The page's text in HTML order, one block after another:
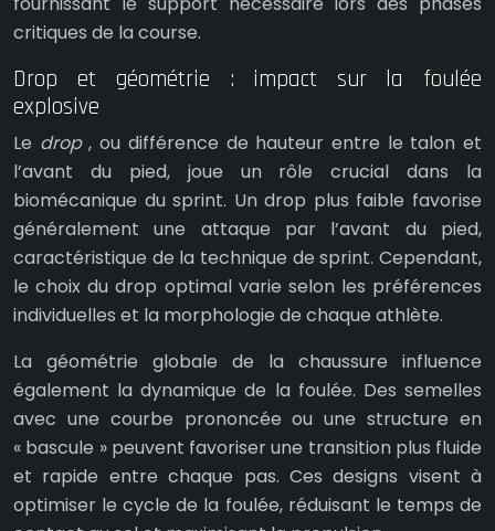
critiques de la course.
Drop et géométrie : impact sur la foulée
explosive
Le drop, ou différence de hauteur entre le talon et
l’avant du pied, joue un rôle crucial dans la
biomécanique du sprint. Un drop plus faible favorise
généralement une attaque par l’avant du pied,
caractéristique de la technique de sprint. Cependant,
le choix du drop optimal varie selon les préférences
individuelles et la morphologie de chaque athlète.
La géométrie globale de la chaussure influence
également la dynamique de la foulée. Des semelles
avec une courbe prononcée ou une structure en
« bascule » peuvent favoriser une transition plus fluide
et rapide entre chaque pas. Ces designs visent à
optimiser le cycle de la foulée, réduisant le temps de